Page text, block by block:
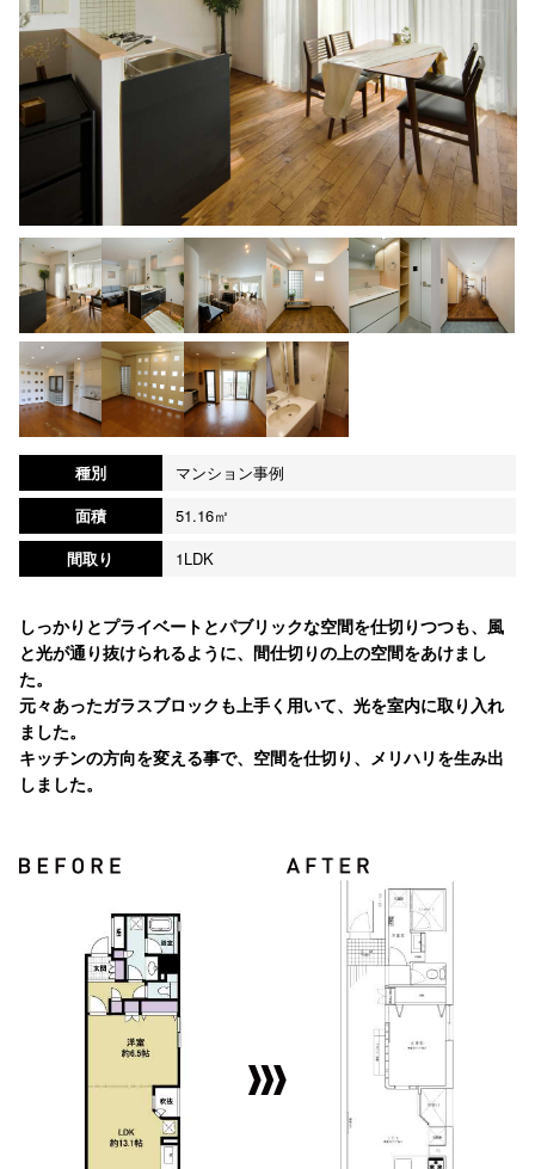
種別
マンション事例
面積
51.16㎡
間取り
1LDK
しっかりとプライベートとパブリックな空間を仕切りつつも、風
と光が通り抜けられるように、間仕切りの上の空間をあけまし
た。
元々あったガラスブロックも上手く用いて、光を室内に取り入れ
ました。
キッチンの方向を変える事で、空間を仕切り、メリハリを生み出
しました。